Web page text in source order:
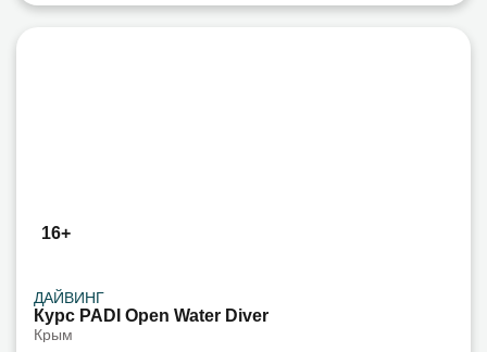
16+
ДАЙВИНГ
Курс PADI Open Water Diver
Крым